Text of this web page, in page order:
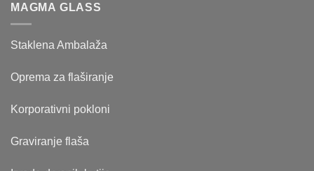
MAGMA GLASS
Staklena Ambalaža
Oprema za flaširanje
Korporativni pokloni
Graviranje flaša